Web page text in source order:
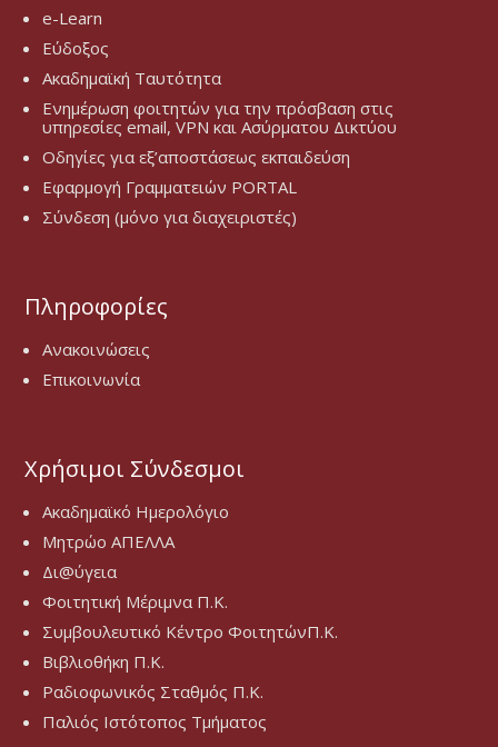
e-Learn
Εύδοξος
Ακαδημαϊκή Ταυτότητα
Ενημέρωση φοιτητών για την πρόσβαση στις
υπηρεσίες email, VPN και Ασύρματου Δικτύου
Οδηγίες για εξ’αποστάσεως εκπαιδεύση
Εφαρμογή Γραμματειών PORTAL
Σύνδεση (μόνο για διαχειριστές)
Πληροφορίες
Ανακοινώσεις
Επικοινωνία
Χρήσιμοι Σύνδεσμοι
Ακαδημαϊκό Ημερολόγιο
Μητρώο ΑΠΕΛΛΑ
Δι@ύγεια
Φοιτητική Μέριμνα Π.Κ.
Συμβουλευτικό Κέντρο ΦοιτητώνΠ.Κ.
Βιβλιοθήκη Π.Κ.
Ραδιοφωνικός Σταθμός Π.Κ.
Παλιός Ιστότοπος Τμήματος